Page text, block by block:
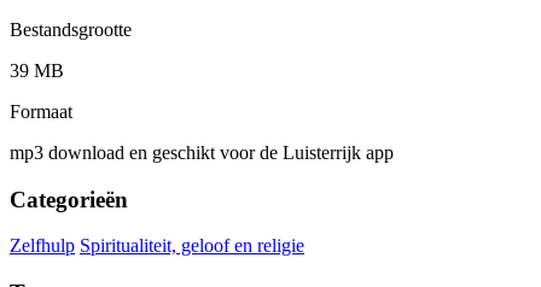
Bestandsgrootte
39 MB
Formaat
mp3 download en geschikt voor de Luisterrijk app
Categorieën
Zelfhulp Spiritualiteit, geloof en religie